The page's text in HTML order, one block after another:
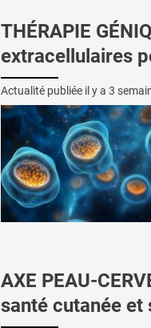
THÉRAPIE
extracellulaires
Actualité publiée il y a 3
AXE PEAU-
santé cutanée et